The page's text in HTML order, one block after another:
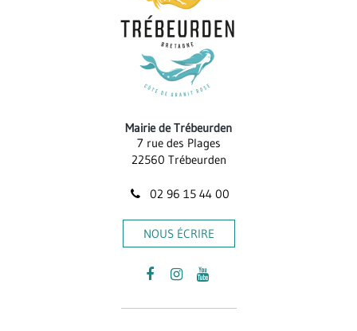
Mairie de Trébeurden
7 rue des Plages
22560 Trébeurden
02 96 15 44 00
NOUS ÉCRIRE
LienLienLien